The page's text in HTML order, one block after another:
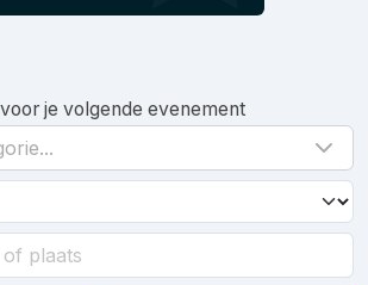
je volgende evenement